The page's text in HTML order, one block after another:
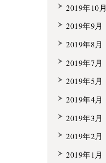
2019年10月
2019年9月
2019年8月
2019年7月
2019年5月
2019年4月
2019年3月
2019年2月
2019年1月